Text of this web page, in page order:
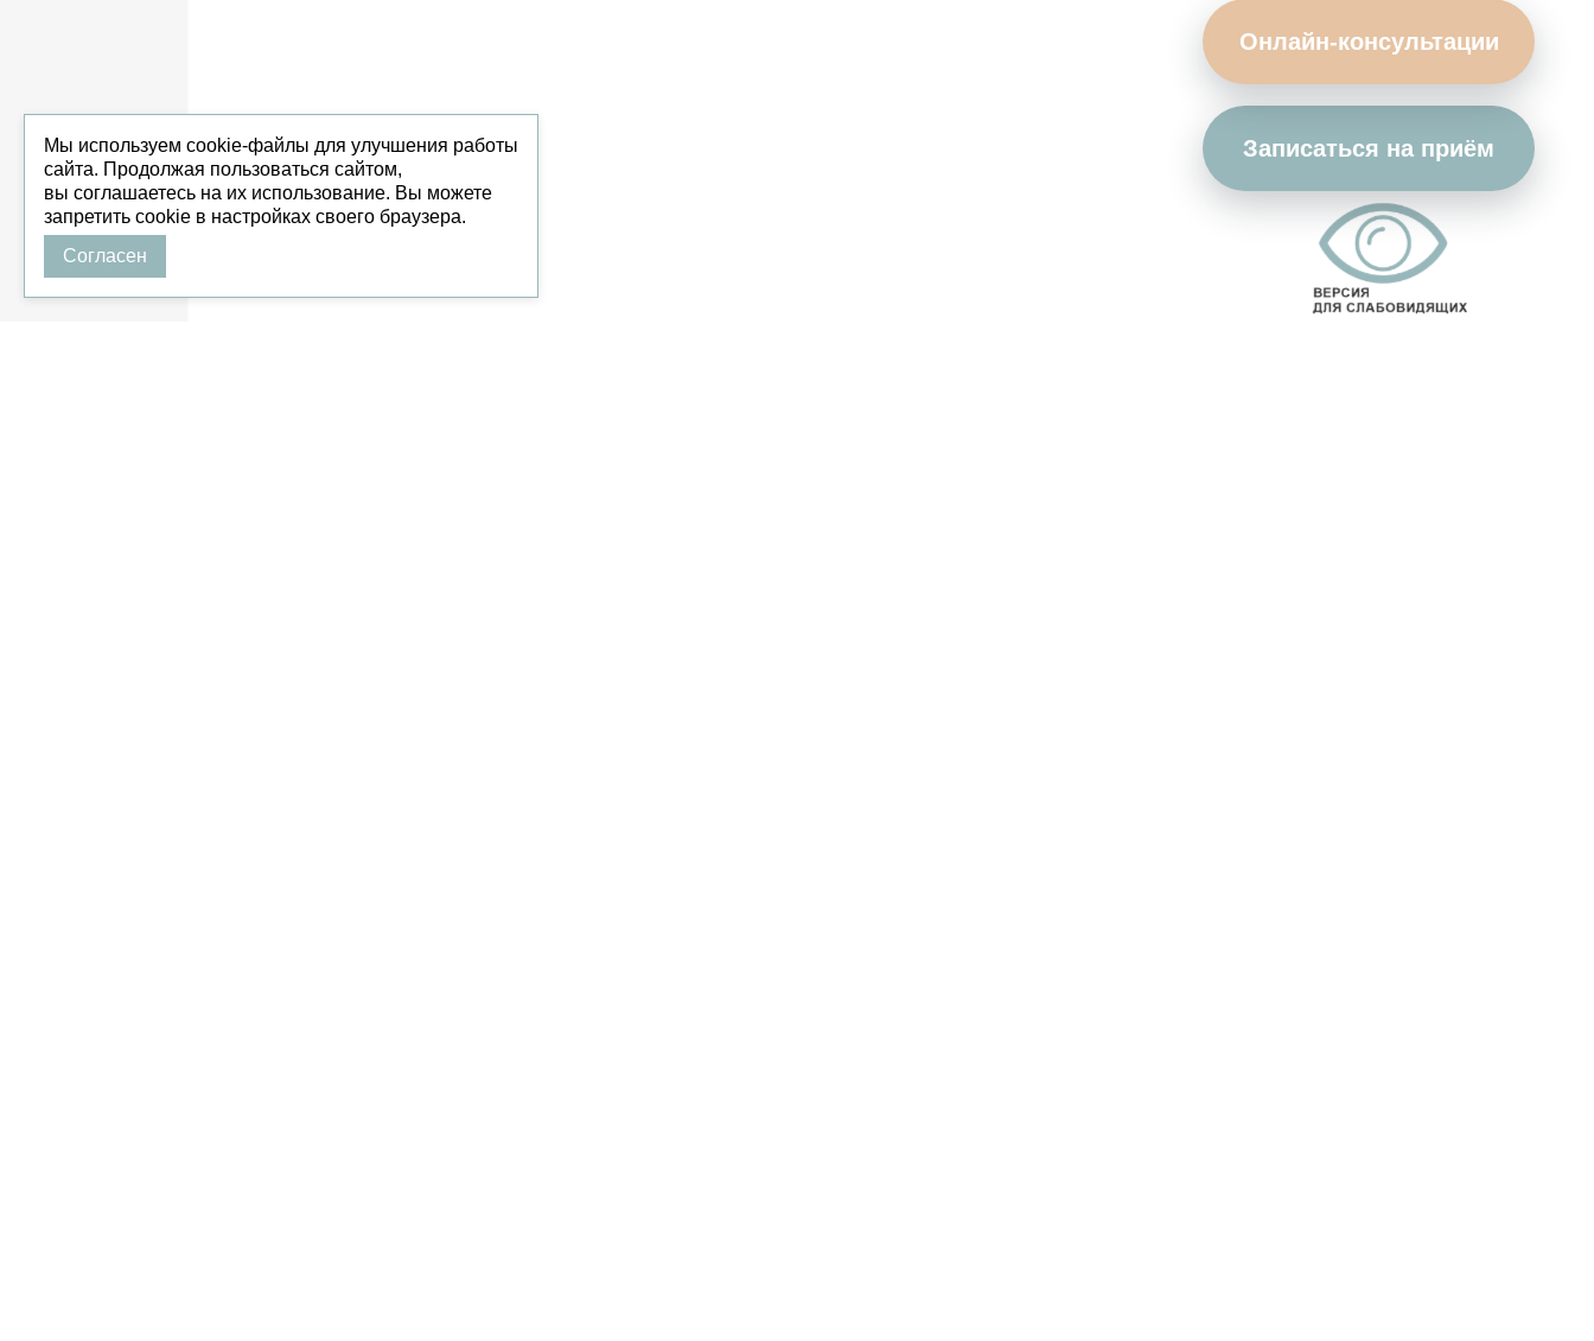
Мы используем cookie-файлы для улучшения работы
сайта. Продолжая пользоваться сайтом,
вы соглашаетесь на их использование. Вы можете
запретить cookie в настройках своего браузера.
Согласен
Записаться на приём
Онлайн-консультации